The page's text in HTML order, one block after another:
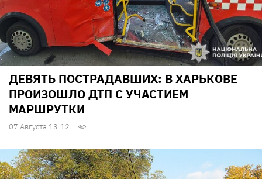
ДЕВЯТЬ ПОСТРАДАВШИХ: В ХАРЬКОВЕ
ПРОИЗОШЛО ДТП С УЧАСТИЕМ
МАРШРУТКИ
07 Августа 13:12